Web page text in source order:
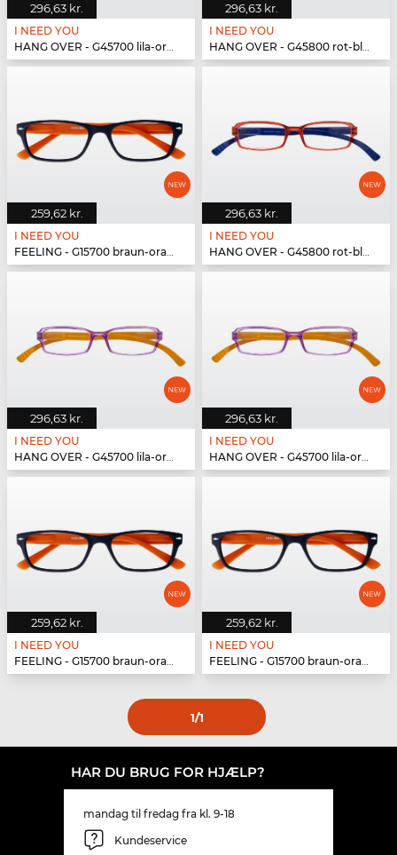
296,63 kr.
I NEED YOU
HANG OVER - G45700 lila-orange
296,63 kr.
I NEED YOU
HANG OVER - G45800 rot-blau
259,62 kr.
I NEED YOU
FEELING - G15700 braun-orange
296,63 kr.
I NEED YOU
HANG OVER - G45800 rot-blau
296,63 kr.
I NEED YOU
HANG OVER - G45700 lila-orange
296,63 kr.
I NEED YOU
HANG OVER - G45700 lila-orange
259,62 kr.
I NEED YOU
FEELING - G15700 braun-orange
259,62 kr.
I NEED YOU
FEELING - G15700 braun-orange
1/1
HAR DU BRUG FOR HJÆLP?
mandag til fredag fra kl. 9-18
Kundeservice